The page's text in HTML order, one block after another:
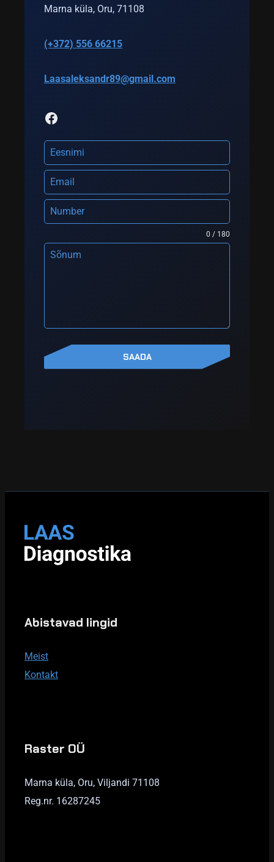
Marna küla, Oru, 71108
(+372) 556 66215
Laasaleksandr89@gmail.com
Facebook
0 / 180
SAADA
Abistavad lingid
Meist
Kontakt
Raster OÜ
Marna küla, Oru, Viljandi 71108
Reg.nr. 16287245